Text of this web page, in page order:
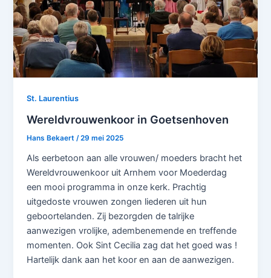
St. Laurentius
Wereldvrouwenkoor in Goetsenhoven
Hans Bekaert/29 mei 2025
Als eerbetoon aan alle vrouwen/ moeders bracht het
Wereldvrouwenkoor uit Arnhem voor Moederdag
een mooi programma in onze kerk. Prachtig
uitgedoste vrouwen zongen liederen uit hun
geboortelanden. Zij bezorgden de talrijke
aanwezigen vrolijke, adembenemende en treffende
momenten. Ook Sint Cecilia zag dat het goed was !
Hartelijk dank aan het koor en aan de aanwezigen.